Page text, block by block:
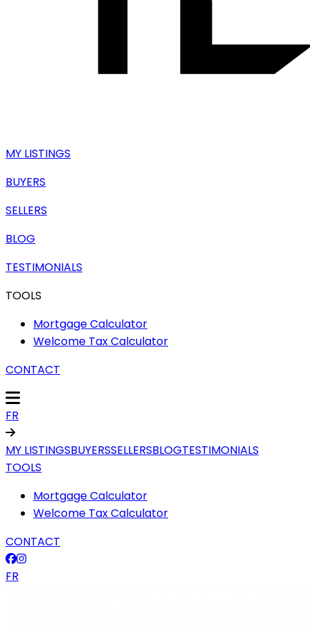
MY LISTINGS
BUYERS
SELLERS
BLOG
TESTIMONIALS
TOOLS
Mortgage Calculator
Welcome Tax Calculator
CONTACT
FR
MY LISTINGSBUYERSSELLERSBLOGTESTIMONIALS
TOOLS
Mortgage Calculator
Welcome Tax Calculator
CONTACT
FR